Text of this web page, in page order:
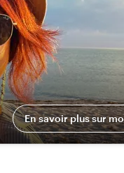
En savoir plus sur